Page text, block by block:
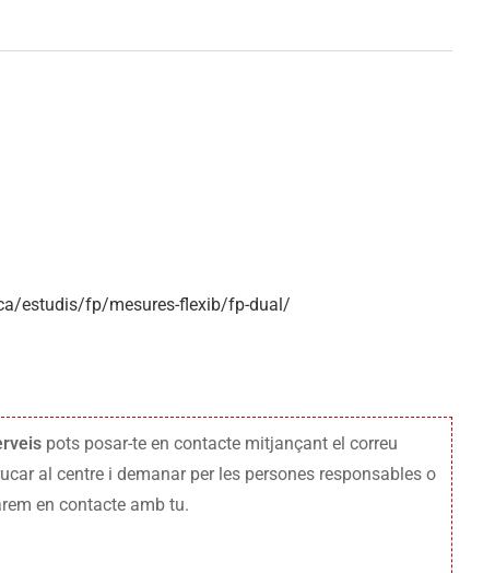
estudis/fp/mesures-flexib/fp-dual/
pots posar-te en contacte mitjançant el correu
al centre i demanar per les persones responsables o
en contacte amb tu.